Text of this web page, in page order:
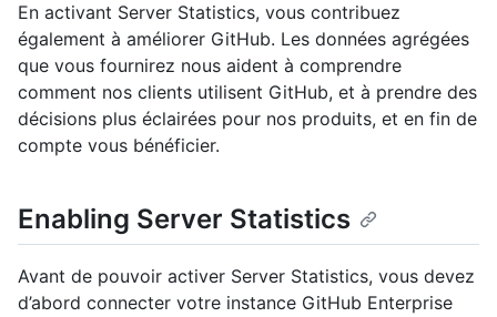
En activant Server Statistics, vous contribuez
également à améliorer GitHub. Les données agrégées
que vous fournirez nous aident à comprendre
comment nos clients utilisent GitHub, et à prendre des
décisions plus éclairées pour nos produits, et en fin de
compte vous bénéficier.
Enabling Server Statistics
Avant de pouvoir activer Server Statistics, vous devez
d’abord connecter votre instance GitHub Enterprise